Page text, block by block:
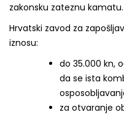
zakonsku zateznu kamatu.
Hrvatski zavod za
iznosu:
do 35.000 kn,
da se ista
za otvaranje